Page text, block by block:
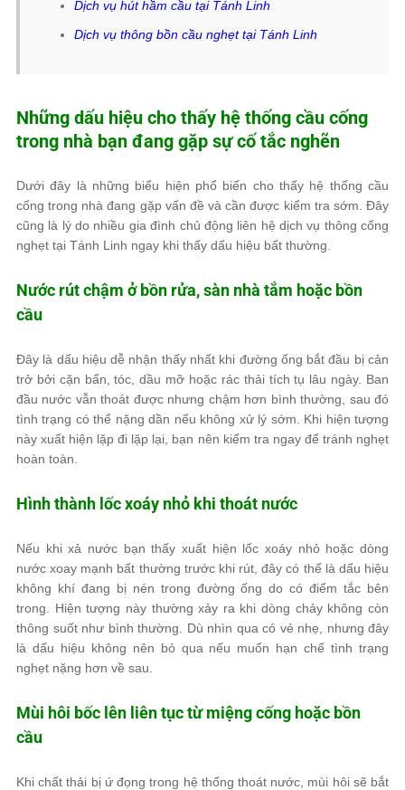
Dịch vụ hút hầm cầu tại Tánh Linh
Dịch vụ thông bồn cầu nghẹt tại Tánh Linh
Những dấu hiệu cho thấy hệ thống cầu cống
trong nhà bạn đang gặp sự cố tắc nghẽn
Dưới đây là những biểu hiện phổ biến cho thấy hệ thống cầu
cống trong nhà đang gặp vấn đề và cần được kiểm tra sớm. Đây
cũng là lý do nhiều gia đình chủ động liên hệ dịch vụ thông cống
nghẹt tại Tánh Linh ngay khi thấy dấu hiệu bất thường.
Nước rút chậm ở bồn rửa, sàn nhà tắm hoặc bồn
cầu
Đây là dấu hiệu dễ nhận thấy nhất khi đường ống bắt đầu bị cản
trở bởi cặn bẩn, tóc, dầu mỡ hoặc rác thải tích tụ lâu ngày. Ban
đầu nước vẫn thoát được nhưng chậm hơn bình thường, sau đó
tình trạng có thể nặng dần nếu không xử lý sớm. Khi hiện tượng
này xuất hiện lặp đi lặp lại, bạn nên kiểm tra ngay để tránh nghẹt
hoàn toàn.
Hình thành lốc xoáy nhỏ khi thoát nước
Nếu khi xả nước bạn thấy xuất hiện lốc xoáy nhỏ hoặc dòng
nước xoay mạnh bất thường trước khi rút, đây có thể là dấu hiệu
không khí đang bị nén trong đường ống do có điểm tắc bên
trong. Hiện tượng này thường xảy ra khi dòng chảy không còn
thông suốt như bình thường. Dù nhìn qua có vẻ nhẹ, nhưng đây
là dấu hiệu không nên bỏ qua nếu muốn hạn chế tình trạng
nghẹt nặng hơn về sau.
Mùi hôi bốc lên liên tục từ miệng cống hoặc bồn
cầu
Khi chất thải bị ứ đọng trong hệ thống thoát nước, mùi hôi sẽ bắt